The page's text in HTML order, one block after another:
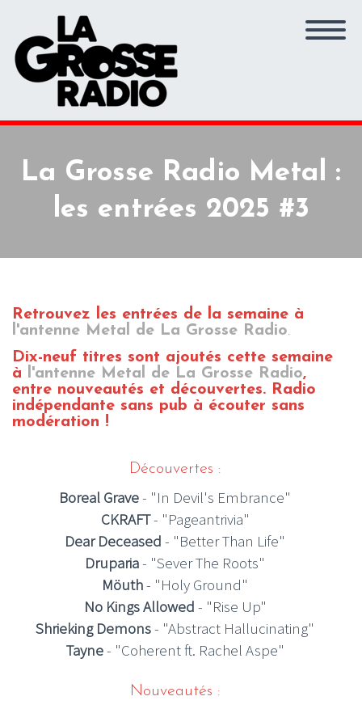
La Grosse Radio Metal :
les entrées 2025 #3
Retrouvez les entrées de la semaine à
l'antenne Metal de La Grosse Radio.
Dix-neuf titres sont ajoutés cette semaine
à
l'antenne Metal de La Grosse Radio,
entre nouveautés et découvertes. Radio
indépendante sans pub à écouter sans
modération !
Découvertes :
Boreal Grave- "In Devil's Embrance"
CKRAFT- "Pageantrivia"
Dear Deceased - "Better Than Life"
Druparia- "Sever The Roots"
Möuth- "Holy Ground"
No Kings Allowed - "Rise Up"
Shrieking Demons- "Abstract Hallucinating"
Tayne- "Coherent ft. Rachel Aspe"
Nouveautés :